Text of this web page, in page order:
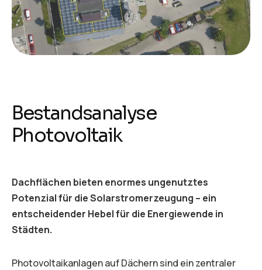
Bestandsanalyse
Photovoltaik
Dachflächen bieten enormes ungenutztes
Potenzial für die Solarstromerzeugung – ein
entscheidender Hebel für die Energiewende in
Städten.
Photovoltaikanlagen auf Dächern sind ein zentraler